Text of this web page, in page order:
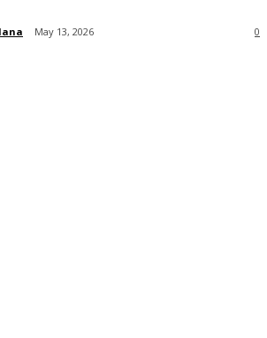
May 13, 2026 0